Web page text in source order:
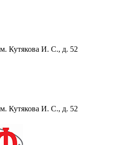
Кутякова И. С., д. 52
Кутякова И. С., д. 52